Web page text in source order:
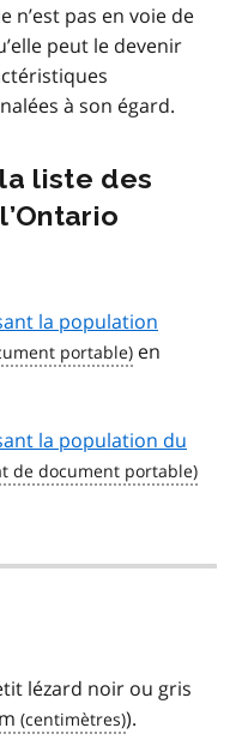
n’est pas en voie de
peut le devenir
à son égard.
liste des
la population
en
la population du
lézard noir ou gris
).